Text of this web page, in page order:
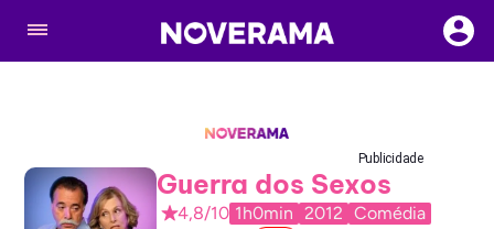
Publicidade
Guerra dos Sexos
4,8/10 1h0min 2012 Comédia